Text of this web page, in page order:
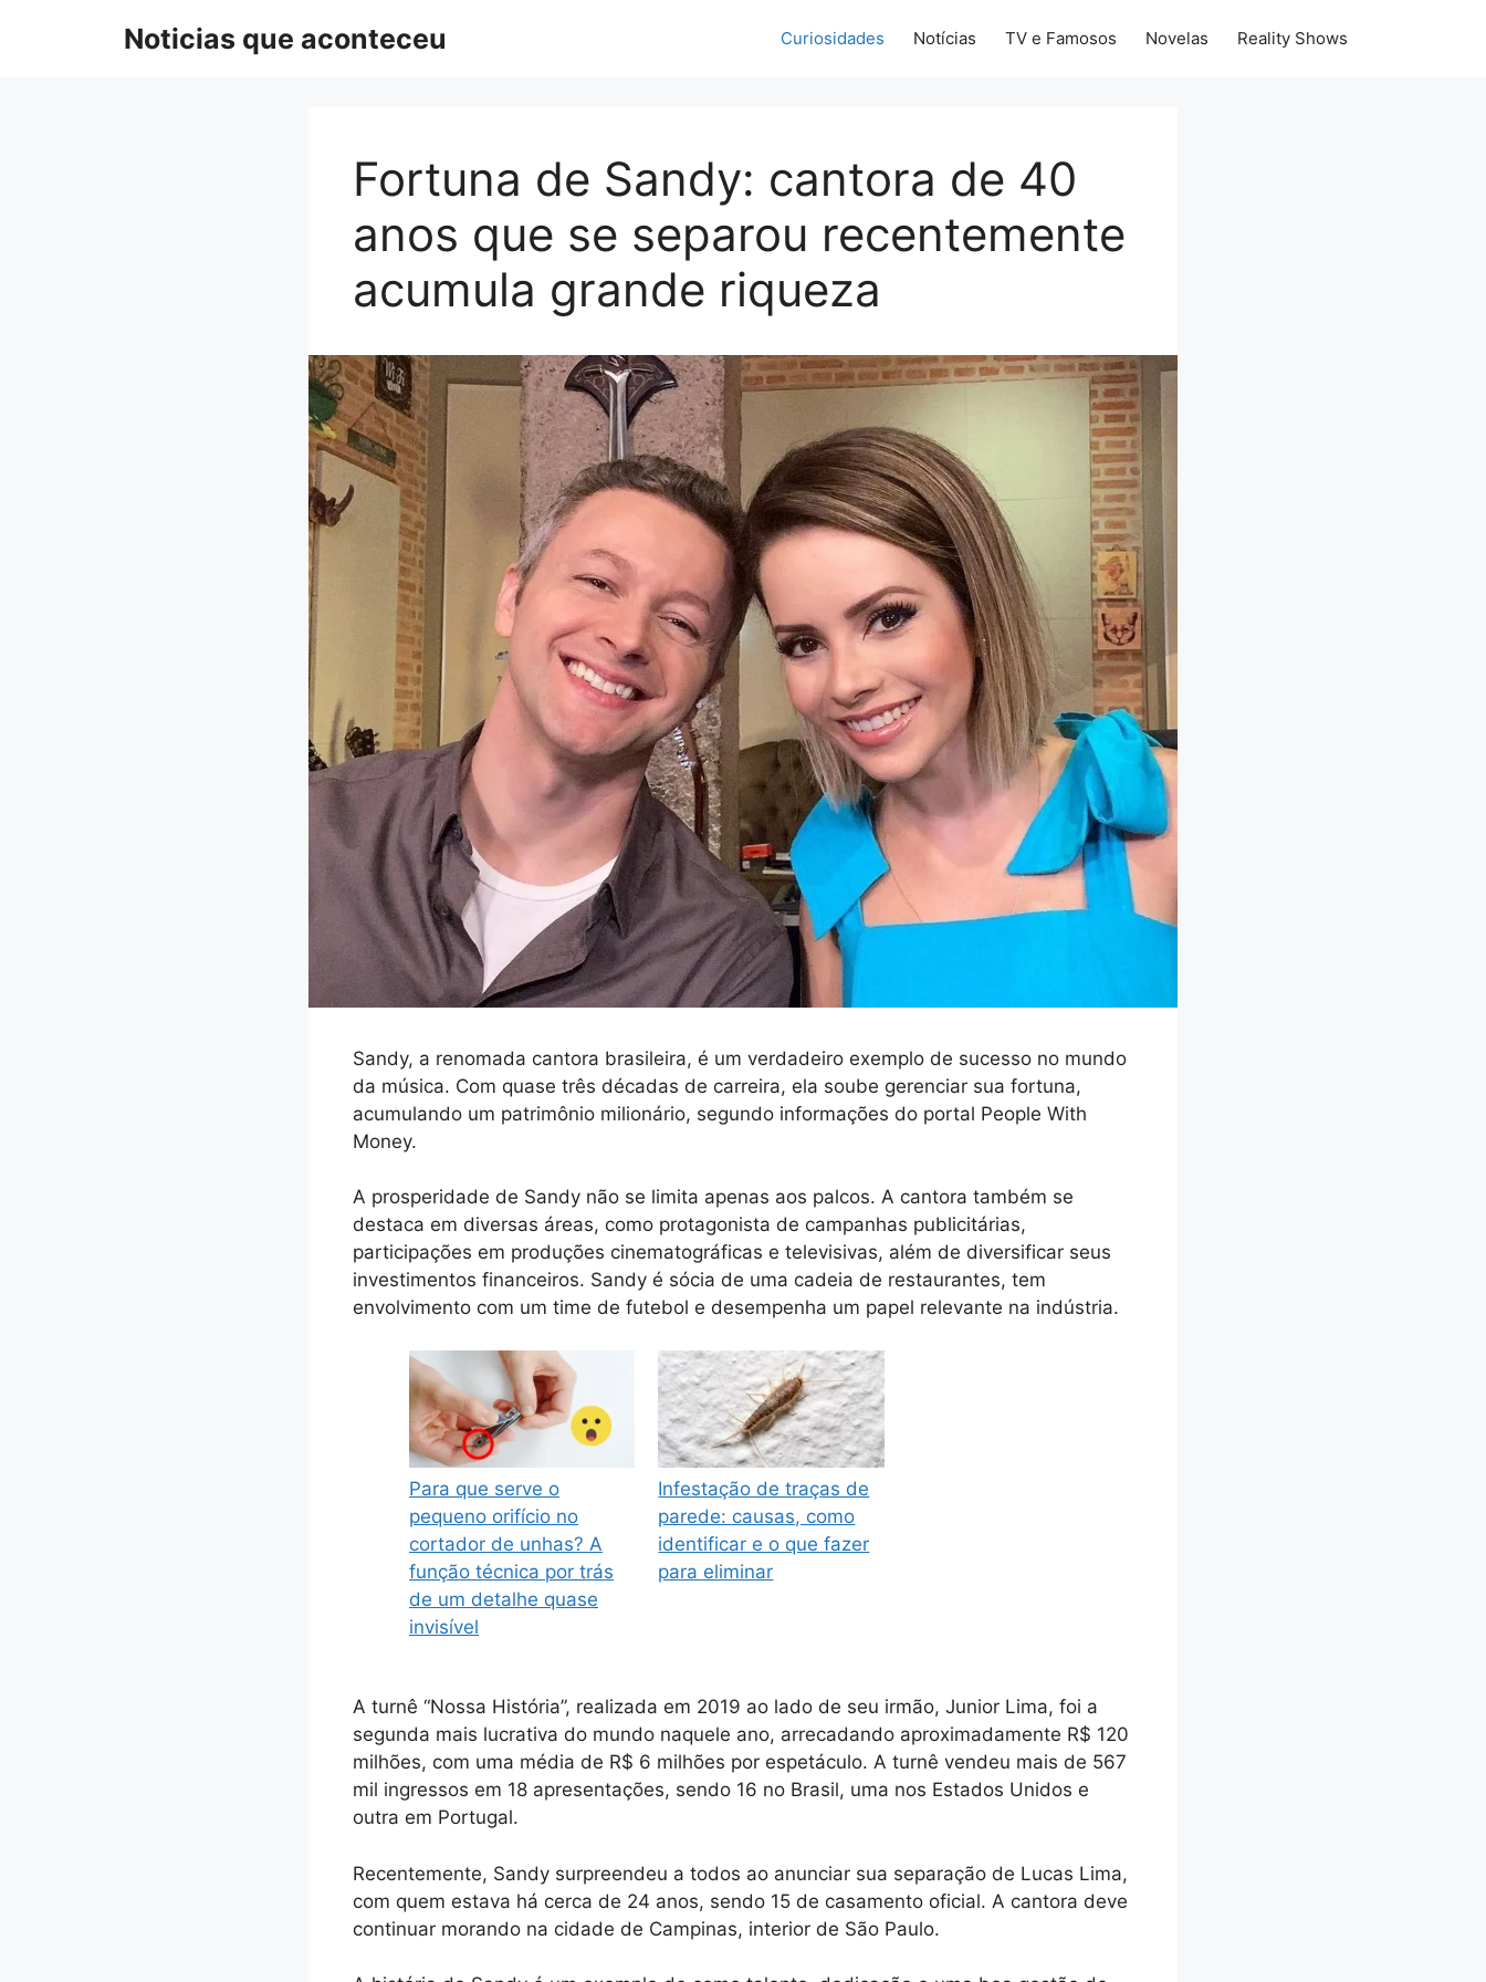
Noticias que aconteceu Curiosidades Notícias TV e Famosos Novelas Reality Shows
Fortuna de Sandy: cantora de 40
anos que se separou recentemente
acumula grande riqueza
Sandy, a renomada cantora brasileira, é um verdadeiro exemplo de sucesso no mundo
da música. Com quase três décadas de carreira, ela soube gerenciar sua fortuna,
acumulando um patrimônio milionário, segundo informações do portal People With
Money.
A prosperidade de Sandy não se limita apenas aos palcos. A cantora também se
destaca em diversas áreas, como protagonista de campanhas publicitárias,
participações em produções cinematográficas e televisivas, além de diversificar seus
investimentos financeiros. Sandy é sócia de uma cadeia de restaurantes, tem
envolvimento com um time de futebol e desempenha um papel relevante na indústria.
Para que serve o
pequeno orifício no
cortador de unhas? A
função técnica por trás
de um detalhe quase
invisível
Infestação de traças de
parede: causas, como
identificar e o que fazer
para eliminar
A turnê “Nossa História”, realizada em 2019 ao lado de seu irmão, Junior Lima, foi a
segunda mais lucrativa do mundo naquele ano, arrecadando aproximadamente R$ 120
milhões, com uma média de R$ 6 milhões por espetáculo. A turnê vendeu mais de 567
mil ingressos em 18 apresentações, sendo 16 no Brasil, uma nos Estados Unidos e
outra em Portugal.
Recentemente, Sandy surpreendeu a todos ao anunciar sua separação de Lucas Lima,
com quem estava há cerca de 24 anos, sendo 15 de casamento oficial. A cantora deve
continuar morando na cidade de Campinas, interior de São Paulo.